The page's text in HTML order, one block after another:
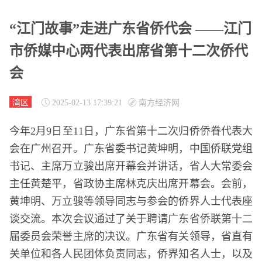
“江门故事”走进广东省侨代会 ——江门
市侨媒中心两代表出席省第十二次侨代
会
湾区 2025-02-13 17:39:21 南方经济网
今年2月9日至11日，广东省第十二次归侨侨眷代表大
会在广州召开。广东省委书记黄坤明，中国侨联党组
书记、主席万立骏出席开幕会并讲话，省人大常委会
主任黄楚平，省政协主席林克庆出席开幕会。会前，
黄坤明、万立骏等领导同志与参会的侨界人士代表座
谈交流。本次会议通过了关于聘请广东省侨联第十二
届委员会荣誉主席的决议。广东省有关领导，省直有
关单位和各人民团体负责同志，侨界知名人士，以及